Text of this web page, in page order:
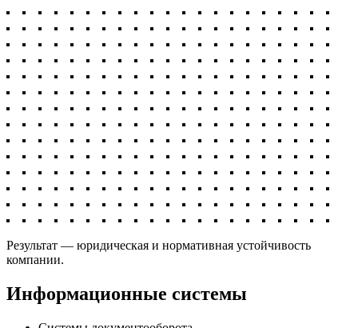
Результат — юридическая и нормативная устойчивость
компании.
Информационные системы